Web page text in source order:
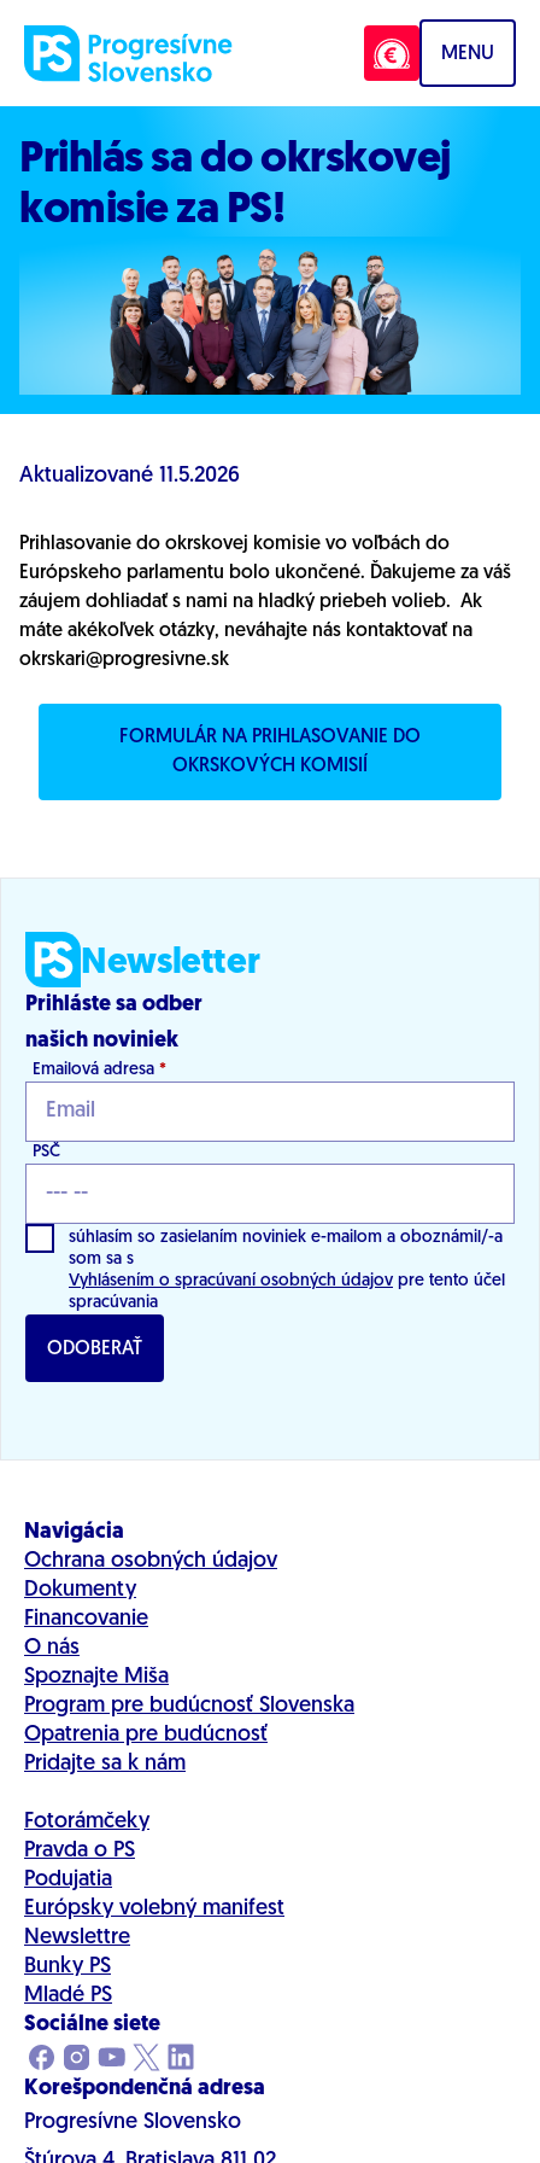
MENU
Prihlás sa do okrskovej
komisie za PS!
Aktualizované 11.5.2026
Prihlasovanie do okrskovej komisie vo voľbách do
Európskeho parlamentu bolo ukončené. Ďakujeme za váš
záujem dohliadať s nami na hladký priebeh volieb. Ak
máte akékoľvek otázky, neváhajte nás kontaktovať na
okrskari@progresivne.sk
FORMULÁR NA PRIHLASOVANIE DO
OKRSKOVÝCH KOMISIÍ
Newsletter
Prihláste sa odber
našich noviniek
Emailová adresa *
PSČ
súhlasím so zasielaním noviniek e-mailom a oboznámil/-a
som sa s
Vyhlásením o spracúvaní osobných údajov pre tento účel
spracúvania
ODOBERAŤ
Navigácia
Ochrana osobných údajov
Dokumenty
Financovanie
O nás
Spoznajte Miša
Program pre budúcnosť Slovenska
Opatrenia pre budúcnosť
Pridajte sa k nám
Fotorámčeky
Pravda o PS
Podujatia
Európsky volebný manifest
Newslettre
Bunky PS
Mladé PS
Sociálne siete
Korešpondenčná adresa
Progresívne Slovensko